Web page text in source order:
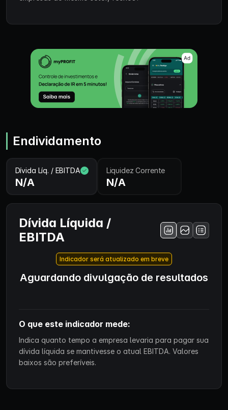
Endividamento
Dívida Líq. / EBITDA
N/A
Liquidez Corrente
N/A
Dívida Líquida /
EBITDA
Indicador será atualizado em breve
Aguardando divulgação de resultados
O que este indicador mede:
Indica quanto tempo a empresa levaria para pagar sua
dívida líquida se mantivesse o atual EBITDA. Valores
baixos são preferíveis.